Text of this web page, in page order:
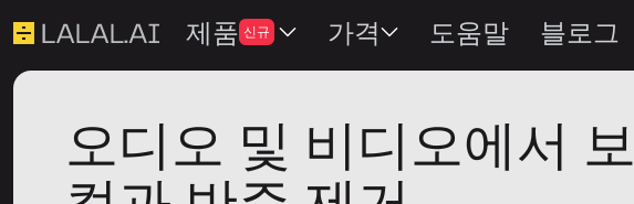
제품 신규 가격 도움말 블로그
오디오 및 비디오에서 보